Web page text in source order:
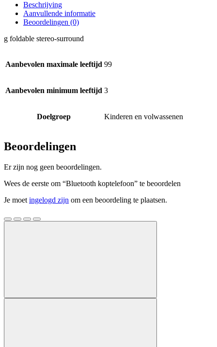
Beschrijving
Aanvullende informatie
Beoordelingen (0)
g foldable stereo-surround
Aanbevolen maximale leeftijd 99
Aanbevolen minimum leeftijd 3
Doelgroep Kinderen en volwassenen
Beoordelingen
Er zijn nog geen beoordelingen.
Wees de eerste om “Bluetooth koptelefoon” te beoordelen
Je moet ingelogd zijn om een beoordeling te plaatsen.